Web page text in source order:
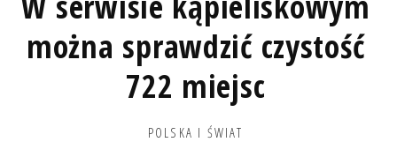
można sprawdzić czystość
722 miejsc
POLSKA I ŚWIAT